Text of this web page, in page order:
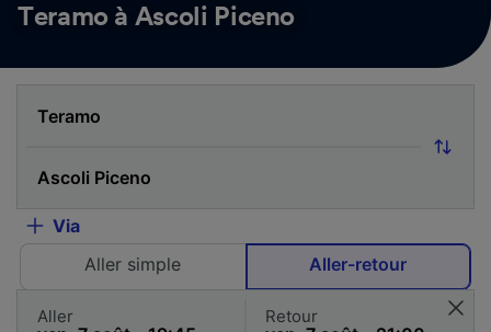
Teramo à Ascoli Piceno
Via
Aller simple
Aller-retour
Aller Retour